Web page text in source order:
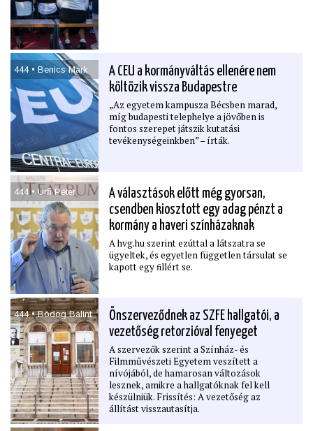
444 • Benics Márk
A CEU a kormányváltás ellenére nem
költözik vissza Budapestre
„Az egyetem kampusza Bécsben marad,
míg budapesti telephelye a jövőben is
fontos szerepet játszik kutatási
tevékenységeinkben” – írták.
444 • Urﬁ Péter
A választások előtt még gyorsan,
csendben kiosztott egy adag pénzt a
kormány a haveri színházaknak
A hvg.hu szerint ezúttal a látszatra se
ügyeltek, és egyetlen független társulat se
kapott egy ﬁllért se.
444 • Bódog Bálint
Önszerveződnek az SZFE hallgatói, a
vezetőség retorzióval fenyeget
A szervezők szerint a Színház- és
Filmművészeti Egyetem veszített a
nívójából, de hamarosan változások
lesznek, amikre a hallgatóknak fel kell
készülniük. Frissítés: A vezetőség az
állítást visszautasítja.